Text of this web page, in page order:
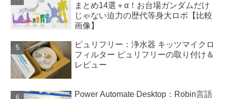
まとめ14選＋α！お台場ガンダムだけ
じゃない迫力の歴代等身大ロボ【比較
画像】
ピュリフリー：浄水器 キッツマイクロ
フィルター ピュリフリーの取り付け＆
レビュー
Power Automate Desktop：Robin言語